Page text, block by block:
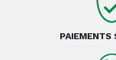
PAIEMENTS